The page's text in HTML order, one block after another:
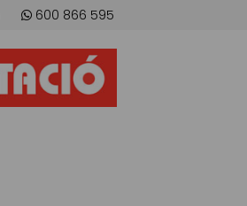
600 866 595